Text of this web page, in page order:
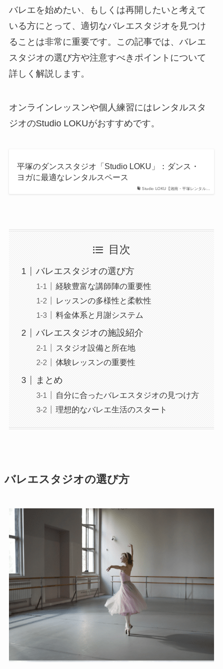
バレエを始めたい、もしくは再開したいと考えて
いる方にとって、適切なバレエスタジオを見つけ
ることは非常に重要です。この記事では、バレエ
スタジオの選び方や注意すべきポイントについて
詳しく解説します。
オンラインレッスンや個人練習にはレンタルスタ
ジオのStudio LOKUがおすすめです。
Studio LOKU【湘南・平塚レンタル…
平塚のダンススタジオ「Studio LOKU」：ダンス・
ヨガに最適なレンタルスペース
目次
バレエスタジオの選び方
経験豊富な講師陣の重要性
レッスンの多様性と柔軟性
料金体系と月謝システム
バレエスタジオの施設紹介
スタジオ設備と所在地
体験レッスンの重要性
まとめ
自分に合ったバレエスタジオの見つけ方
理想的なバレエ生活のスタート
バレエスタジオの選び方